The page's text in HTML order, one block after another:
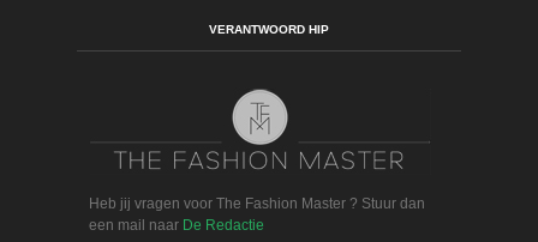
VERANTWOORD HIP
Heb jij vragen voor The Fashion Master ? Stuur dan
een mail naar De Redactie